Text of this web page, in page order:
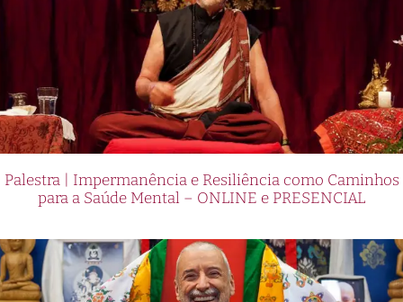
Palestra | Impermanência e Resiliência como Caminhos
para a Saúde Mental – ONLINE e PRESENCIAL